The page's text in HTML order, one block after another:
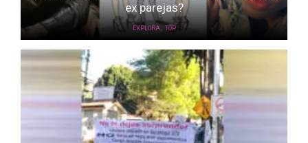
ex parejas?
EXPLORA , TOP